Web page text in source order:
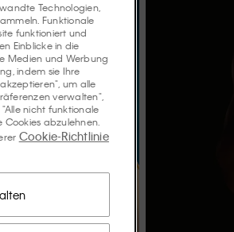
Technologien,
Funktionale
funktioniert und
Einblicke in die
Medien und Werbung
indem sie Ihre
um alle
verwalten",
nicht funktionale
abzulehnen.
Cookie-Richtlinie